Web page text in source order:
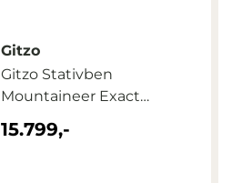
Gitzo
Gitzo Stativben
Mountaineer Exact
GT3542 Ser.3 ...
15.799,-